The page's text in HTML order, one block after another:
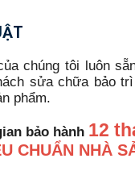
chúng tôi luôn
sửa chữa bảo
phẩm.
bảo hành 12
CHUẨN NHÀ